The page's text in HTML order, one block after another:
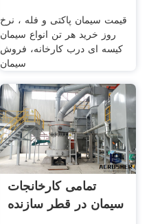
قیمت سیمان پاکتی و فله ، نرخ
روز خرید هر تن انواع سیمان
کیسه ای درب کارخانه، فروش
سیمان
تمامی کارخانجات
سیمان در قطر سازنده